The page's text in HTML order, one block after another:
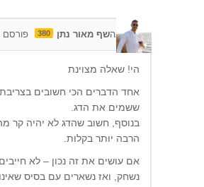
שף מאור נתן 380 פורסם 28/05/2025 0תגובה
הי! שאלה מצוינת
אחד הדברים הכי חשובים
ששמים את הדג.
הרבה יותר בקלות.
אם עושים את זה נכון – לא
נשחק, ואז נשארים עם בסיס